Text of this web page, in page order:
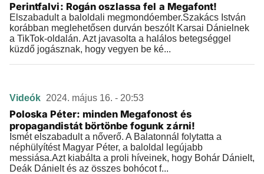
Perintfalvi: Rogán oszlassa fel a Megafont!
Elszabadult a baloldali megmondóember.Szakács István
korábban meglehetősen durván beszólt Karsai Dánielnek
a TikTok-oldalán. Azt javasolta a halálos betegséggel
küzdő jogásznak, hogy vegyen be ké...
Videók 2024. május 16. - 20:53
Poloska Péter: minden Megafonost és
propagandistát börtönbe fogunk zárni!
Ismét elszabadult a nőverő. A Balatonnál folytatta a
néphülyítést Magyar Péter, a baloldal legújabb
messiása.Azt kiabálta a proli híveinek, hogy Bohár Dánielt,
Deák Dánielt és az összes bohócot f...